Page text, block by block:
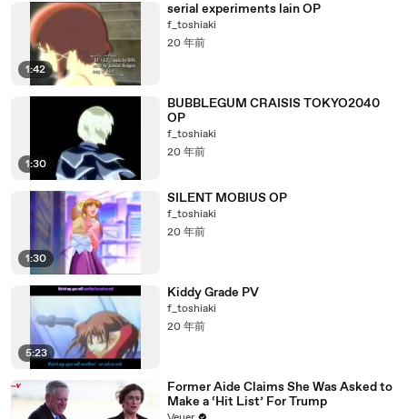
1:42
serial experiments lain OP
f_toshiaki
20 年前
1:30
BUBBLEGUM CRAISIS TOKYO2040
OP
f_toshiaki
20 年前
1:30
SILENT MOBIUS OP
f_toshiaki
20 年前
5:23
Kiddy Grade PV
f_toshiaki
20 年前
Former Aide Claims She Was Asked to
Make a ‘Hit List’ For Trump